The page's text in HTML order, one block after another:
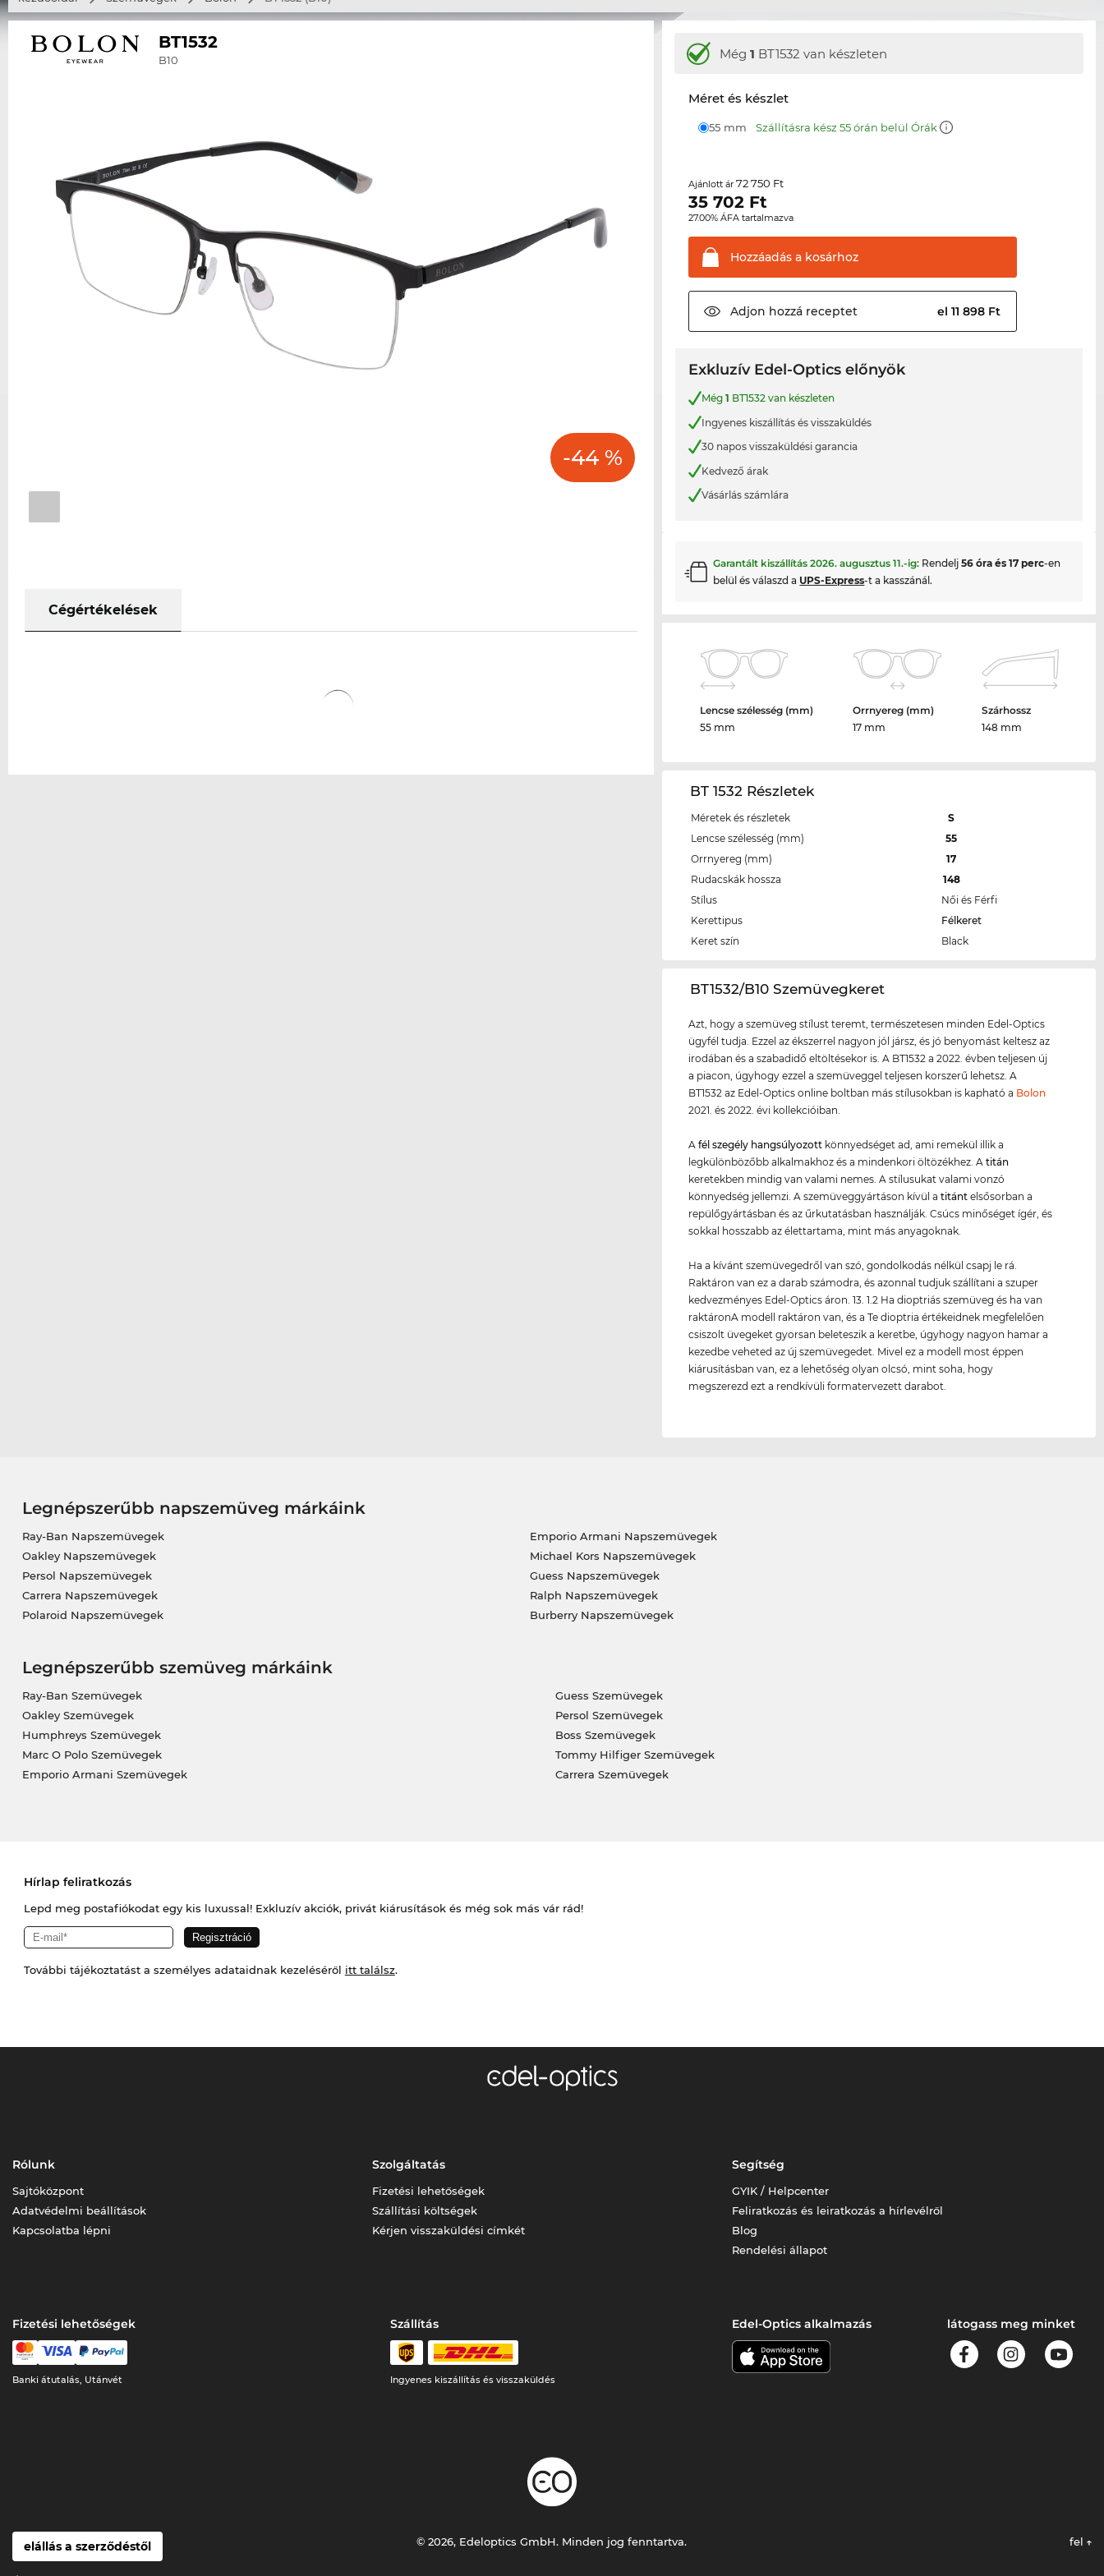
BT1532
B10
-44 %
Cégértékelések
Még1 BT1532 van készleten
Méret és készlet
55 mm Szállításra kész 55 órán belül Órák
Ajánlott ár72 750 Ft
35 702 Ft
27.00% ÁFA tartalmazva
Hozzáadás a kosárhoz
Adjon hozzá receptet el 11 898 Ft
Exkluzív Edel-Optics előnyök
Még1 BT1532 van készleten
Ingyenes kiszállítás és visszaküldés
30 napos visszaküldési garancia
Kedvező árak
Vásárlás számlára
Garantált kiszállítás2026. augusztus 11.-ig: Rendelj56 óra és 17 perc-en
belül és válaszd a UPS-Express-t a kasszánál.
Lencse szélesség (mm)
55 mm
Orrnyereg (mm)
17 mm
Szárhossz
148 mm
BT 1532 Részletek
Méretek és részletek
S
Lencse szélesség (mm)
55
Orrnyereg (mm)
17
Rudacskák hossza
148
Stílus
Női és Férfi
Kerettipus
Félkeret
Keret szín
Black
‌BT1532/B10 Szemüvegkeret
Azt, hogy a szemüveg stílust teremt, természetesen minden Edel-Optics
ügyfél tudja. Ezzel az ékszerrel nagyon jól jársz, és jó benyomást keltesz az
irodában és a szabadidő eltöltésekor is. A BT1532 a 2022. évben teljesen új
a piacon, úgyhogy ezzel a szemüveggel teljesen korszerű lehetsz. A
BT1532 az Edel-Optics online boltban más stílusokban is kapható a Bolon
2021. és 2022. évi kollekcióiban.
Afél szegély hangsúlyozott könnyedséget ad, ami remekül illik a
legkülönbözőbb alkalmakhoz és a mindenkori öltözékhez. Atitán
keretekben mindig van valami nemes. A stílusukat valami vonzó
könnyedség jellemzi. A szemüveggyártáson kívül atitánt elsősorban a
repülőgyártásban és az űrkutatásban használják. Csúcs minőséget ígér, és
sokkal hosszabb az élettartama, mint más anyagoknak.
Ha a kívánt szemüvegedről van szó, gondolkodás nélkül csapj le rá.
Raktáron van ez a darab számodra, és azonnal tudjuk szállítani a szuper
kedvezményes Edel-Optics áron. 13. 1.2 Ha dioptriás szemüveg és ha van
raktáronA modell raktáron van, és a Te dioptria értékeidnek megfelelően
csiszolt üvegeket gyorsan beleteszik a keretbe, úgyhogy nagyon hamar a
kezedbe veheted az új szemüvegedet. Mivel ez a modell most éppen
kiárusításban van, ez a lehetőség olyan olcsó, mint soha, hogy
megszerezd ezt a rendkívüli formatervezett darabot.
Legnépszerűbb napszemüveg márkáink
Ray-Ban Napszemüvegek
Oakley Napszemüvegek
Persol Napszemüvegek
Carrera Napszemüvegek
Polaroid Napszemüvegek
Emporio Armani Napszemüvegek
Michael Kors Napszemüvegek
Guess Napszemüvegek
Ralph Napszemüvegek
Burberry Napszemüvegek
Legnépszerűbb szemüveg márkáink
Ray-Ban Szemüvegek
Oakley Szemüvegek
Humphreys Szemüvegek
Marc O Polo Szemüvegek
Emporio Armani Szemüvegek
Guess Szemüvegek
Persol Szemüvegek
Boss Szemüvegek
Tommy Hilfiger Szemüvegek
Carrera Szemüvegek
Hírlap feliratkozás
Lepd meg postafiókodat egy kis luxussal! Exkluzív akciók, privát kiárusítások és még sok más vár rád!
További tájékoztatást a személyes adataidnak kezeléséről itt találsz.
Rólunk
Sajtóközpont
Adatvédelmi beállítások
Kapcsolatba lépni
Szolgáltatás
Fizetési lehetőségek
Szállítási költségek
Kérjen visszaküldési címkét
Segítség
GYIK / Helpcenter
Feliratkozás és leiratkozás a hírlevélről
Blog
Rendelési állapot
Fizetési lehetőségek
Banki átutalás, Utánvét
Szállítás
Ingyenes kiszállítás és visszaküldés
Edel-Optics alkalmazás látogass meg minket
elállás a szerződéstől © 2026, Edeloptics GmbH. Minden jog fenntartva. fel